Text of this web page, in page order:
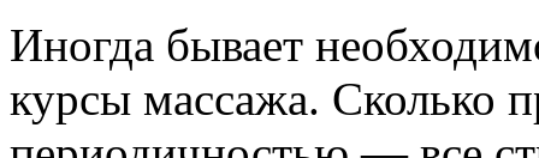
Иногда бывает
курсы массажа. Сколько